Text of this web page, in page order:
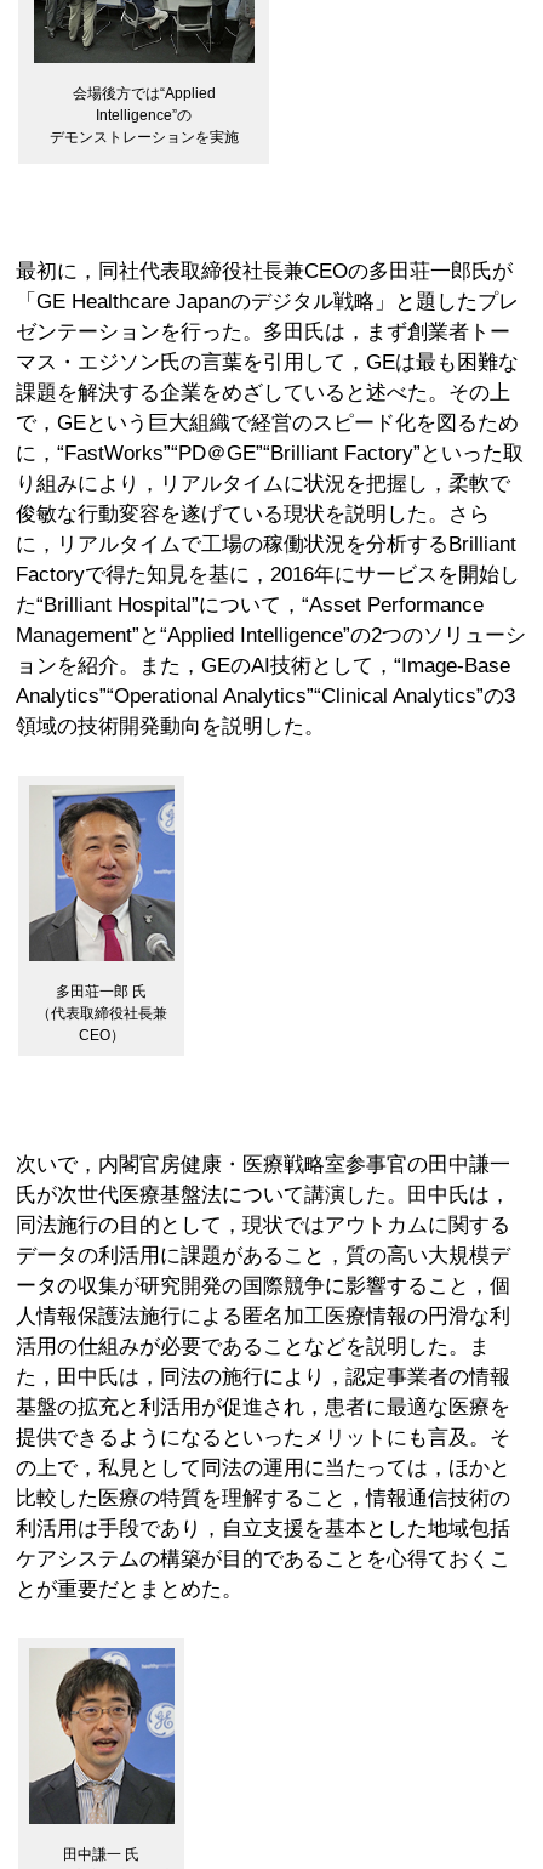
会場後方では“Applied
Intelligence”の
デモンストレーションを実施
最初に，同社代表取締役社長兼CEOの多田荘一郎氏が
「GE Healthcare Japanのデジタル戦略」と題したプレ
ゼンテーションを行った。多田氏は，まず創業者トー
マス・エジソン氏の言葉を引用して，GEは最も困難な
課題を解決する企業をめざしていると述べた。その上
で，GEという巨大組織で経営のスピード化を図るため
に，“FastWorks”“PD＠GE”“Brilliant Factory”といった取
り組みにより，リアルタイムに状況を把握し，柔軟で
俊敏な行動変容を遂げている現状を説明した。さら
に，リアルタイムで工場の稼働状況を分析するBrilliant
Factoryで得た知見を基に，2016年にサービスを開始し
た“Brilliant Hospital”について，“Asset Performance
Management”と“Applied Intelligence”の2つのソリューシ
ョンを紹介。また，GEのAI技術として，“Image-Base
Analytics”“Operational Analytics”“Clinical Analytics”の3
領域の技術開発動向を説明した。
多田荘一郎 氏
（代表取締役社長兼
CEO）
次いで，内閣官房健康・医療戦略室参事官の田中謙一
氏が次世代医療基盤法について講演した。田中氏は，
同法施行の目的として，現状ではアウトカムに関する
データの利活用に課題があること，質の高い大規模デ
ータの収集が研究開発の国際競争に影響すること，個
人情報保護法施行による匿名加工医療情報の円滑な利
活用の仕組みが必要であることなどを説明した。ま
た，田中氏は，同法の施行により，認定事業者の情報
基盤の拡充と利活用が促進され，患者に最適な医療を
提供できるようになるといったメリットにも言及。そ
の上で，私見として同法の運用に当たっては，ほかと
比較した医療の特質を理解すること，情報通信技術の
利活用は手段であり，自立支援を基本とした地域包括
ケアシステムの構築が目的であることを心得ておくこ
とが重要だとまとめた。
田中謙一 氏